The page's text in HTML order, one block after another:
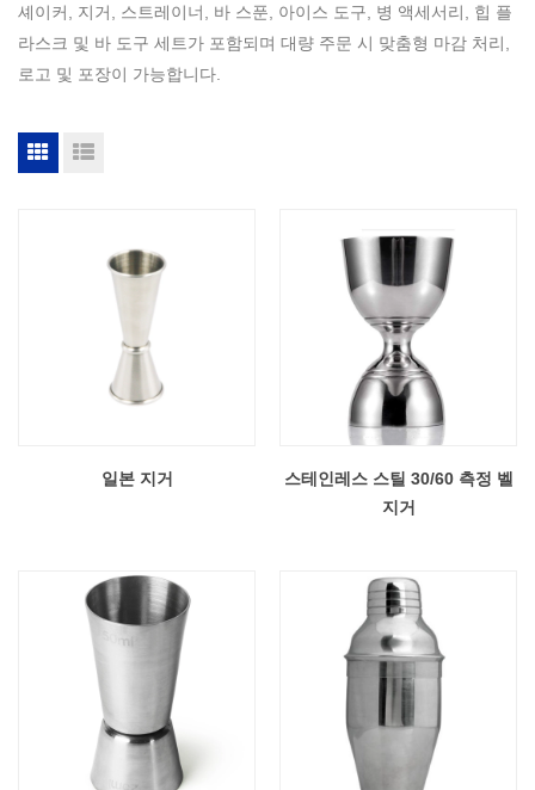
셰이커, 지거, 스트레이너, 바 스푼, 아이스 도구, 병 액세서리, 힙 플
라스크 및 바 도구 세트가 포함되며 대량 주문 시 맞춤형 마감 처리,
로고 및 포장이 가능합니다.
일본 지거
스테인레스 스틸 30/60 측정 벨
지거